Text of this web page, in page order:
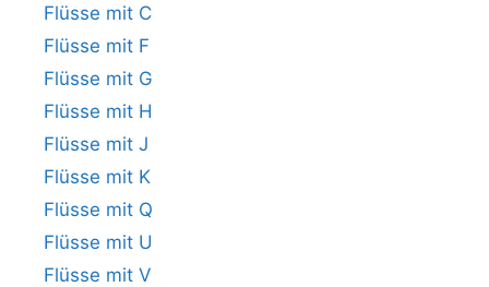
Flüsse mit C
Flüsse mit F
Flüsse mit G
Flüsse mit H
Flüsse mit J
Flüsse mit K
Flüsse mit Q
Flüsse mit U
Flüsse mit V